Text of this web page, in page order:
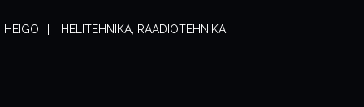
HEIGO HELITEHNIKA, RAADIOTEHNIKA